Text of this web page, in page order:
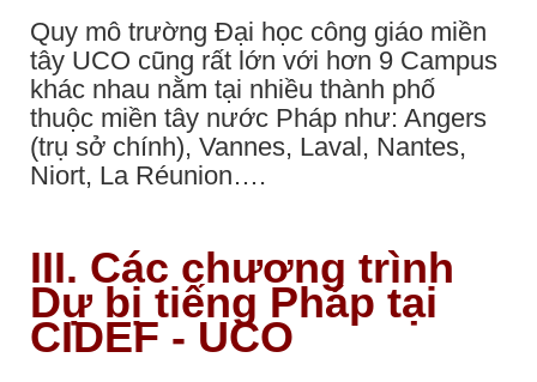
Quy mô trường Đại học công giáo miền
tây UCO cũng rất lớn với hơn 9 Campus
khác nhau nằm tại nhiều thành phố
thuộc miền tây nước Pháp như: Angers
(trụ sở chính), Vannes, Laval, Nantes,
Niort, La Réunion….
III. Các chương trình
Dự bị tiếng Pháp tại
CIDEF - UCO